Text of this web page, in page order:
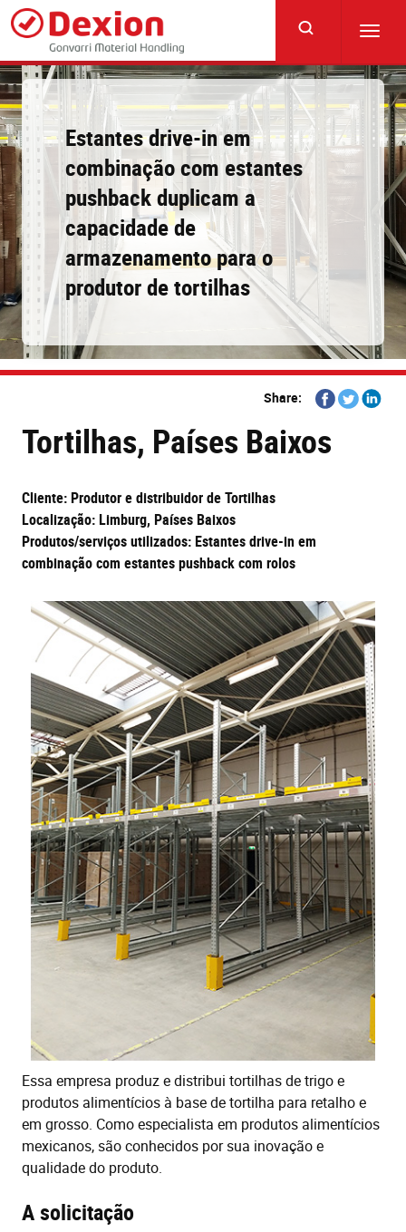
Skip
main
content
Estantes drive-in em
combinação com estantes
pushback duplicam a
capacidade de
armazenamento para o
produtor de tortilhas
Share:
Share
on
Facebook
Share
on
Share
Tortilhas, Países Baixos
Cliente: Produtor e distribuidor de Tortilhas
Localização: Limburg, Países Baixos
Produtos/serviços utilizados: Estantes drive-in em
combinação com estantes pushback com rolos
Essa empresa produz e distribui tortilhas de trigo e
produtos alimentícios à base de tortilha para retalho e
em grosso. Como especialista em produtos alimentícios
mexicanos, são conhecidos por sua inovação e
qualidade do produto.
A solicitação